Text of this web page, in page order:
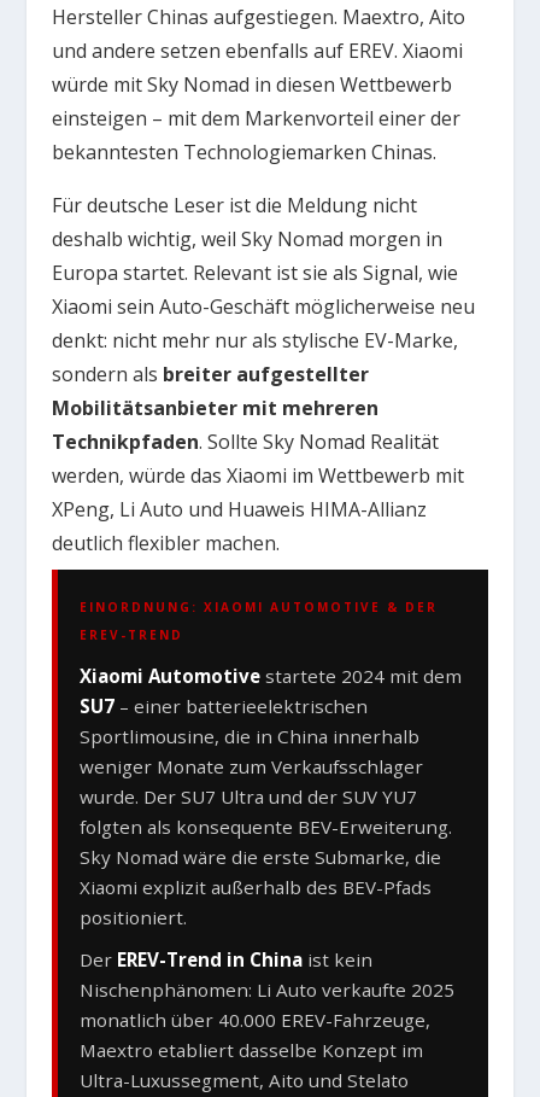
Hersteller Chinas aufgestiegen. Maextro, Aito
und andere setzen ebenfalls auf EREV. Xiaomi
würde mit Sky Nomad in diesen Wettbewerb
einsteigen – mit dem Markenvorteil einer der
bekanntesten Technologiemarken Chinas.
Für deutsche Leser ist die Meldung nicht
deshalb wichtig, weil Sky Nomad morgen in
Europa startet. Relevant ist sie als Signal, wie
Xiaomi sein Auto-Geschäft möglicherweise neu
denkt: nicht mehr nur als stylische EV-Marke,
sondern als breiter aufgestellter
Mobilitätsanbieter mit mehreren
Technikpfaden. Sollte Sky Nomad Realität
werden, würde das Xiaomi im Wettbewerb mit
XPeng, Li Auto und Huaweis HIMA-Allianz
deutlich flexibler machen.
EINORDNUNG: XIAOMI AUTOMOTIVE & DER
EREV-TREND
Xiaomi Automotivestartete 2024 mit dem
SU7– einer batterieelektrischen
Sportlimousine, die in China innerhalb
weniger Monate zum Verkaufsschlager
wurde. Der SU7 Ultra und der SUV YU7
folgten als konsequente BEV-Erweiterung.
Sky Nomad wäre die erste Submarke, die
Xiaomi explizit außerhalb des BEV-Pfads
positioniert.
Der EREV-Trend in Chinaist kein
Nischenphänomen: Li Auto verkaufte 2025
monatlich über 40.000 EREV-Fahrzeuge,
Maextro etabliert dasselbe Konzept im
Ultra-Luxussegment, Aito und Stelato